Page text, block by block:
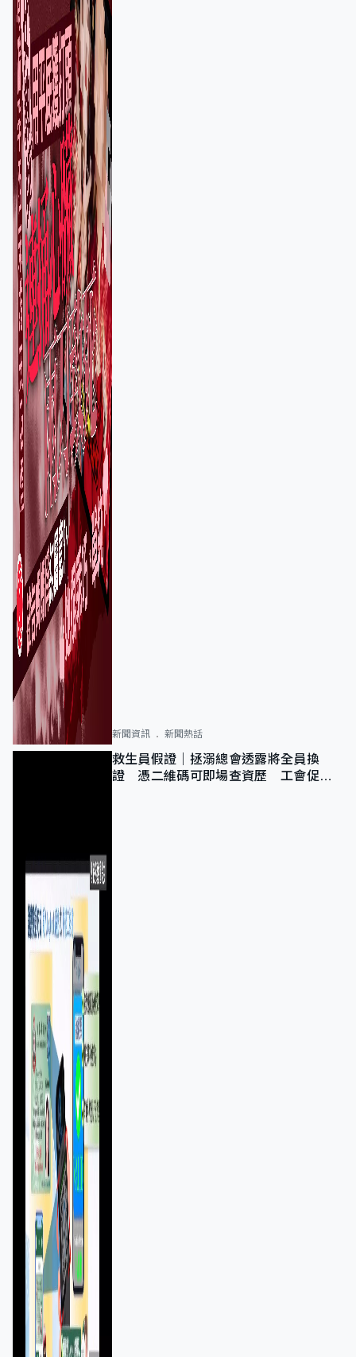
新聞資訊 新聞熱話
救生員假證｜拯溺總會透露將全員換
證 憑二維碼可即場查資歷 工會促加